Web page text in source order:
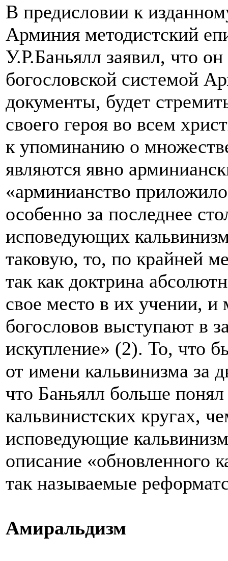
В предисловии к
Арминия методистский
У.Р.Баньялл заявил, что
богословской системой
документы, будет
своего героя во всем
к упоминанию о
являются явно
«арминианство
особенно за последнее
исповедующих
таковую, то, по крайней
так как доктрина
свое место в их учении,
богословов выступают в
искупление» (2). То, что
от имени кальвинизма за
что Баньялл больше
кальвинистских кругах,
исповедующие
описание «обновленного
так называемые
Амиральдизм